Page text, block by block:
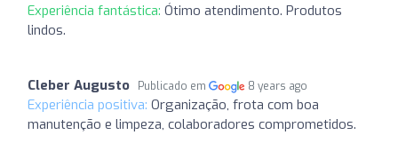
Experiência fantástica: Ótimo atendimento. Produtos
lindos.
Cleber Augusto Publicado em 8 years ago
Experiência positiva: Organização, frota com boa
manutenção e limpeza, colaboradores comprometidos.